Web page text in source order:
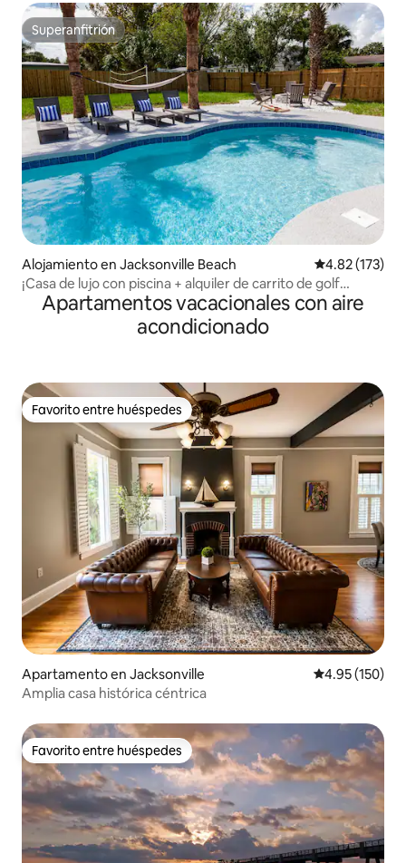
Superanfitrión
Superanfitrión
Alojamiento en Jacksonville Beach Calificación
4.82 (173)
¡Casa de lujo con piscina + alquiler de carrito de golf
disponible!
Apartamentos vacacionales con aire
acondicionado
Favorito entre huéspedes
Favorito entre huéspedes
Apartamento en Jacksonville Calificación
4.95 (150)
Amplia casa histórica céntrica
Favorito entre huéspedes
Favorito entre huéspedes